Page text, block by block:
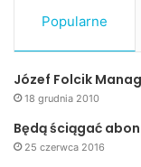
Popularne
Józef Folcik
18 grudnia 2010
Będą ściągać
25 czerwca 2016